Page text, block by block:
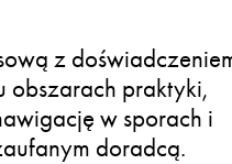
z
obszarach praktyki,
w sporach i
doradcą.